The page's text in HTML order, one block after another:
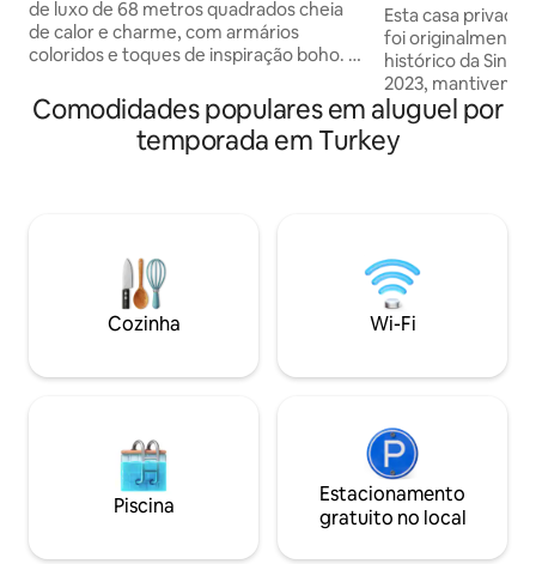
de luxo de 68 metros quadrados cheia
de calor e charme, com armários
coloridos e toques de inspiração boho. A
cozinha totalmente equipada, e o
banheiro tipo spa adiciona um toque de
luxo. O quarto principal tem uma cama
fora, desfrute do pátio privado com uma
mesa de bistrô e churrasqueira, tudo
situado na beira do Cânion de Palo Duro
para uma experiência inesquecível.
Esta casa privada
foi originalmente
histórico da
2023,
dos elementos
enquanto o
uma experiência
O antigo espaço
dispõe de uma
pátio traseiro,
secar roupa
Comodidades populares em aluguel por
temporada em Turkey
Cozinha Wi-Fi
Piscina
Estacionamento
gratuito no local